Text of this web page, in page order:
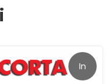
da solo compie la sua
In